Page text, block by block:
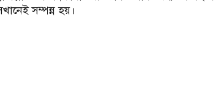
সম্পন্ন হয়।